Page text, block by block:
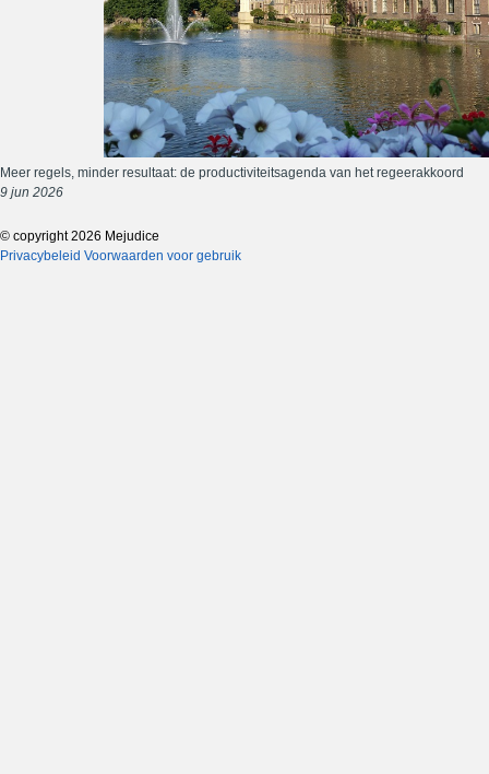
Meer regels, minder resultaat: de productiviteitsagenda van het regeerakkoord
9 jun 2026
© copyright 2026 Mejudice
Privacybeleid Voorwaarden voor gebruik